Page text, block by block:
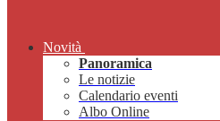
Novità
Panoramica
Le notizie
Calendario eventi
Albo Online